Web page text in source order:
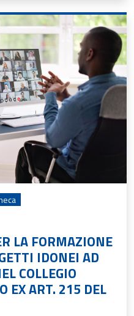
LA FORMAZIONE
IDONEI AD
COLLEGIO
EX ART. 215 DEL